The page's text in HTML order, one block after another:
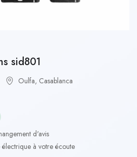
sid801
Oulfa, Casablanca
d'avis
à votre écoute